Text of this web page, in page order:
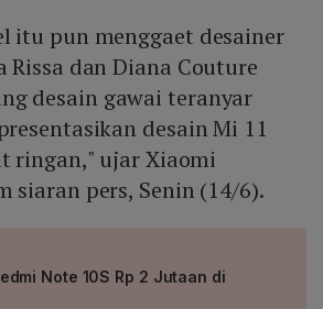
itu pun menggaet desainer
Rissa dan Diana Couture
desain gawai teranyar
desain Mi 11
ringan," ujar Xiaomi
siaran pers, Senin (14/6).
Note 10S Rp 2 Jutaan di